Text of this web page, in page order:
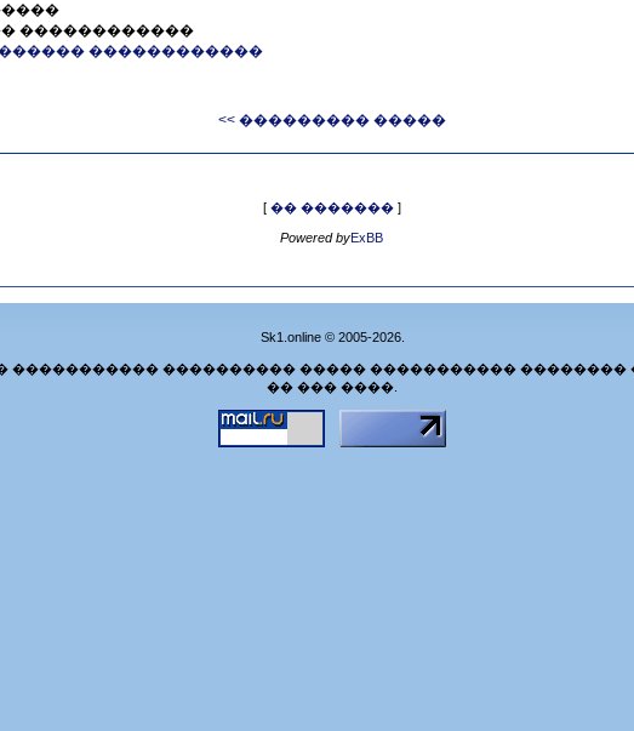
������������
������������
<< ��������� �����
[ �� �������]
Powered byExBB
Sk1.online © 2005-2026.
����������� ���������� ����� ����������� ��������
�� ��� ����.